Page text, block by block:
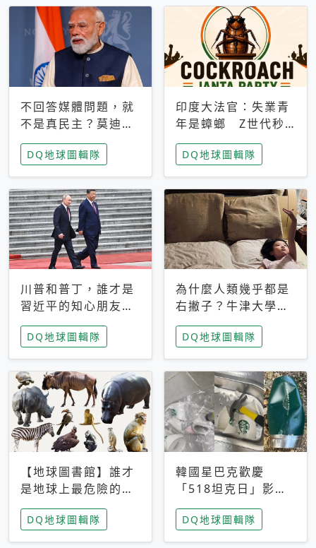
不回答媒體問題，就
不是真民主？莫迪訪
歐拒回答問題 挪威
記者：你怕什麼
DQ地球圖輯隊
印度大法官：失業青
年是蟑螂 Z世代秒
成立「蟑螂人民
黨」，追蹤數是執政
黨兩倍
DQ地球圖輯隊
川普和普丁，誰才是
習近平的知心朋友？
專家：外交話語權掌
握在北京手中
DQ地球圖輯隊
為什麼人類幾乎都是
右撇子？牛津大學：
直立行走、腦容量擴
張成演化關鍵
DQ地球圖輯隊
【地球圖書館】誰才
是地球上最危險的動
物？人類喜好決定哪
些動物「揹黑鍋」
DQ地球圖輯隊
韓國星巴克歡慶
「518坦克日」影射
光州民主化運動 民
眾：別在歷史傷口上
做生意
DQ地球圖輯隊